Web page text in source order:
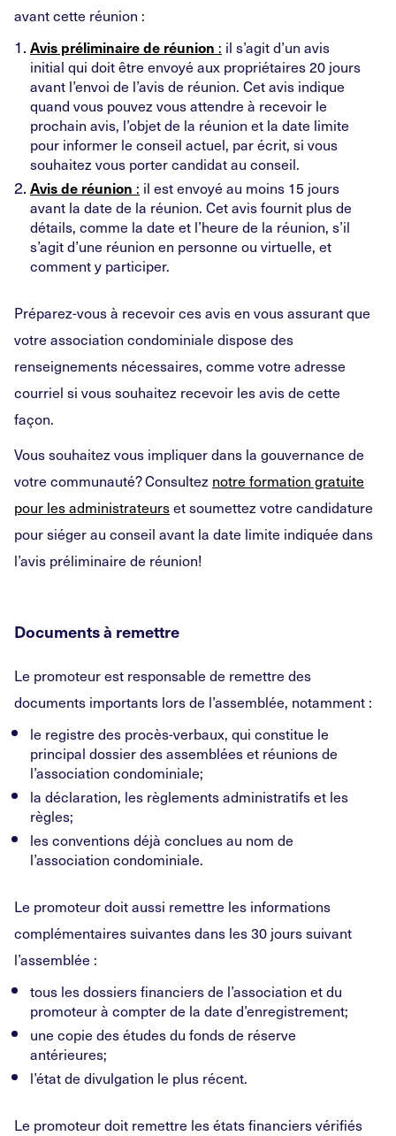
avant cette réunion :
Avis préliminaire de réunion : il s’agit d’un avis
initial qui doit être envoyé aux propriétaires 20 jours
avant l’envoi de l’avis de réunion. Cet avis indique
quand vous pouvez vous attendre à recevoir le
prochain avis, l’objet de la réunion et la date limite
pour informer le conseil actuel, par écrit, si vous
souhaitez vous porter candidat au conseil.
Avis de réunion : il est envoyé au moins 15 jours
avant la date de la réunion. Cet avis fournit plus de
détails, comme la date et l’heure de la réunion, s’il
s’agit d’une réunion en personne ou virtuelle, et
comment y participer.
Préparez-vous à recevoir ces avis en vous assurant que
votre association condominiale dispose des
renseignements nécessaires, comme votre adresse
courriel si vous souhaitez recevoir les avis de cette
façon.
Vous souhaitez vous impliquer dans la gouvernance de
votre communauté? Consultez notre formation gratuite
pour les administrateurset soumettez votre candidature
pour siéger au conseil avant la date limite indiquée dans
l’avis préliminaire de réunion!
Documents à remettre
Le promoteur est responsable de remettre des
documents importants lors de l’assemblée, notamment :
le registre des procès-verbaux, qui constitue le
principal dossier des assemblées et réunions de
l’association condominiale;
la déclaration, les règlements administratifs et les
règles;
les conventions déjà conclues au nom de
l’association condominiale.
Le promoteur doit aussi remettre les informations
complémentaires suivantes dans les 30 jours suivant
l’assemblée :
tous les dossiers financiers de l’association et du
promoteur à compter de la date d’enregistrement;
une copie des études du fonds de réserve
antérieures;
l’état de divulgation le plus récent.
Le promoteur doit remettre les états financiers vérifiés